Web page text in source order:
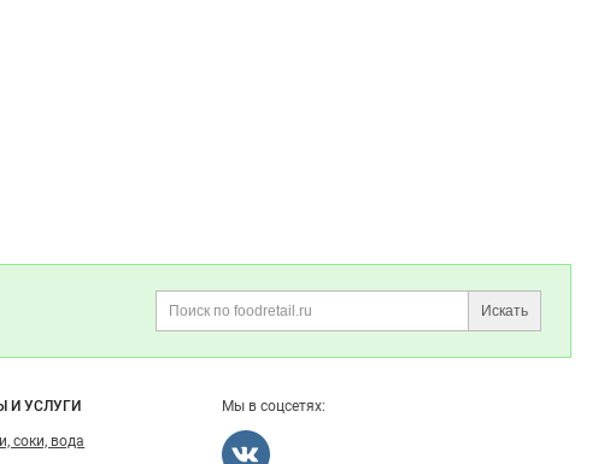
Искать
И УСЛУГИ
соки, вода
Мы в соцсетях: